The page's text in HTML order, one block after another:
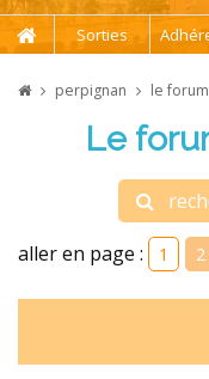
Sorties
perpignan le forum
Le
aller en page :
1 2